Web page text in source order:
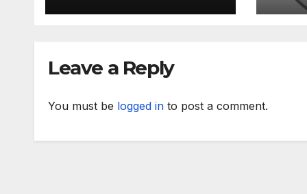
изслушване на
заместник-
по
Leave a Reply
You must be logged in to post a comment.